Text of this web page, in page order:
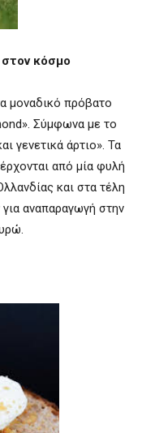
στον κόσμο
μοναδικό πρόβατο
Σύμφωνα με το
γενετικά άρτιο». Τα
από μία φυλή
και στα τέλη
αναπαραγωγή στην